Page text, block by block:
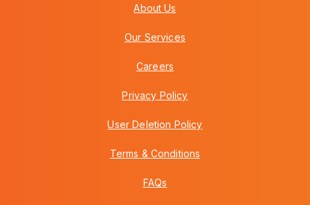
About Us
Our Services
Careers
Privacy Policy
User Deletion Policy
Terms & Conditions
FAQs